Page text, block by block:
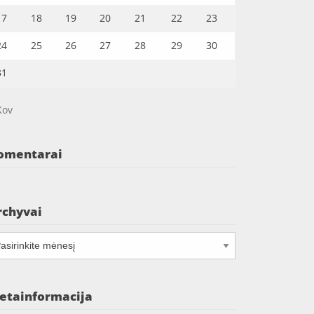
18 19 20 21 22 23
25 26 27 28 29 30